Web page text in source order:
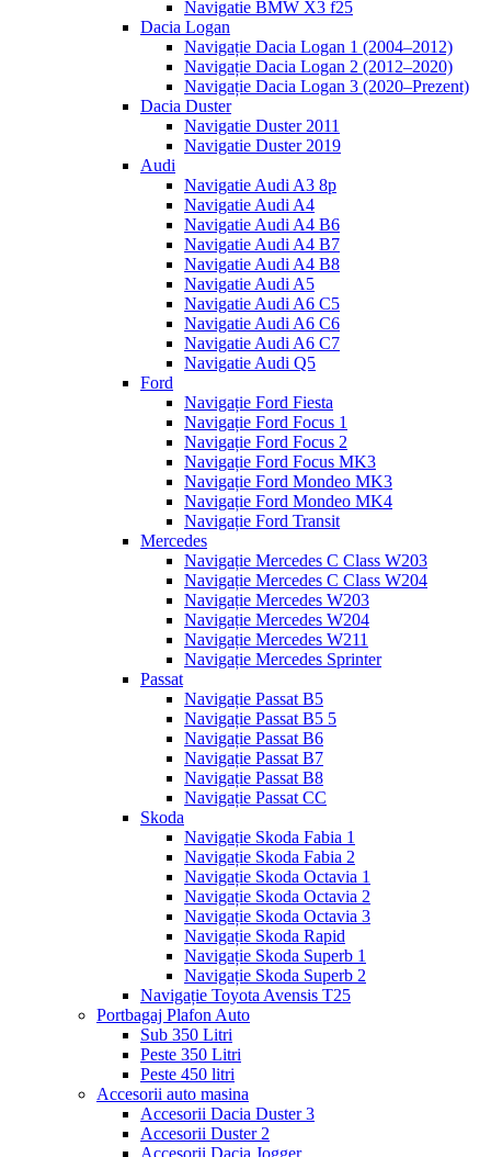
Navigatie BMW X3 f25
Dacia Logan
Navigație Dacia Logan 1 (2004–2012)
Navigație Dacia Logan 2 (2012–2020)
Navigație Dacia Logan 3 (2020–Prezent)
Dacia Duster
Navigatie Duster 2011
Navigatie Duster 2019
Audi
Navigatie Audi A3 8p
Navigatie Audi A4
Navigatie Audi A4 B6
Navigatie Audi A4 B7
Navigatie Audi A4 B8
Navigatie Audi A5
Navigatie Audi A6 C5
Navigatie Audi A6 C6
Navigatie Audi A6 C7
Navigatie Audi Q5
Ford
Navigație Ford Fiesta
Navigație Ford Focus 1
Navigație Ford Focus 2
Navigație Ford Focus MK3
Navigație Ford Mondeo MK3
Navigație Ford Mondeo MK4
Navigație Ford Transit
Mercedes
Navigație Mercedes C Class W203
Navigație Mercedes C Class W204
Navigație Mercedes W203
Navigație Mercedes W204
Navigație Mercedes W211
Navigație Mercedes Sprinter
Passat
Navigație Passat B5
Navigație Passat B5 5
Navigație Passat B6
Navigație Passat B7
Navigație Passat B8
Navigație Passat CC
Skoda
Navigație Skoda Fabia 1
Navigație Skoda Fabia 2
Navigație Skoda Octavia 1
Navigație Skoda Octavia 2
Navigație Skoda Octavia 3
Navigație Skoda Rapid
Navigație Skoda Superb 1
Navigație Skoda Superb 2
Navigație Toyota Avensis T25
Portbagaj Plafon Auto
Sub 350 Litri
Peste 350 Litri
Peste 450 litri
Accesorii auto masina
Accesorii Dacia Duster 3
Accesorii Duster 2
Accesorii Dacia Jogger